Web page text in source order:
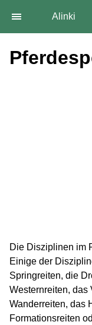
Alinki
Die Disziplinen im
Einige der
Springreiten, die
Westernreiten, das
Wanderreiten, das
Formationsreiten